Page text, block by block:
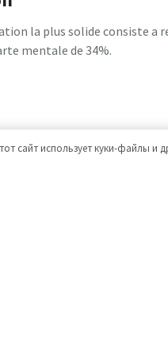
la plus solide consiste a
mentale de 34%.
сайт использует куки-файлы и